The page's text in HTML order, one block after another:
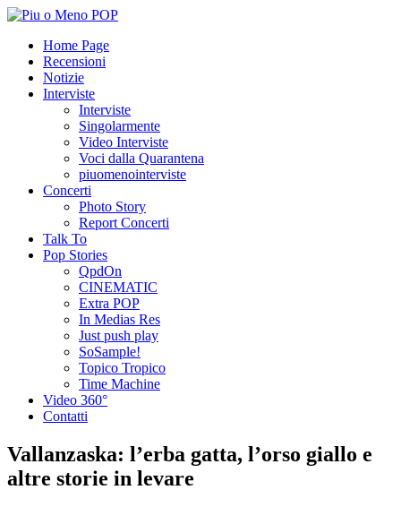
Home Page
Recensioni
Notizie
Interviste
Interviste
Singolarmente
Video Interviste
Voci dalla Quarantena
piuomenointerviste
Concerti
Photo Story
Report Concerti
Talk To
Pop Stories
QpdOn
CINEMATIC
Extra POP
In Medias Res
Just push play
SoSample!
Topico Tropico
Time Machine
Video 360°
Contatti
Vallanzaska: l’erba gatta, l’orso giallo e
altre storie in levare